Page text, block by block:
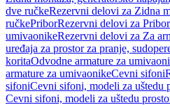
dve ručkeRezervni delovi za Zidna
ručkePriborRezervni delovi za Pribor
umivaonikeRezervni delovi za Za
uređaja za prostor za pranje,
koritaOdvodne armature za
armature za umivaonikeCevni sifoni
sifoniCevni sifoni, modeli za uštedu
Cevni sifoni, modeli za uštedu